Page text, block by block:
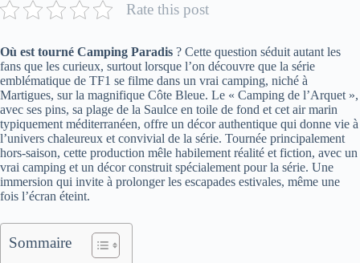
Rate this post
Où est tourné Camping Paradis ? Cette question séduit autant les
fans que les curieux, surtout lorsque l’on découvre que la série
emblématique de TF1 se filme dans un vrai camping, niché à
Martigues, sur la magnifique Côte Bleue. Le « Camping de l’Arquet »,
avec ses pins, sa plage de la Saulce en toile de fond et cet air marin
typiquement méditerranéen, offre un décor authentique qui donne vie à
l’univers chaleureux et convivial de la série. Tournée principalement
hors-saison, cette production mêle habilement réalité et fiction, avec un
vrai camping et un décor construit spécialement pour la série. Une
immersion qui invite à prolonger les escapades estivales, même une
fois l’écran éteint.
Sommaire